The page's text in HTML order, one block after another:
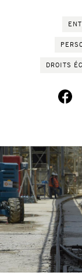
DROITS